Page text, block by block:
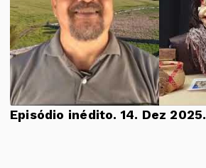
Episódio inédito. 14. Dez 2025.